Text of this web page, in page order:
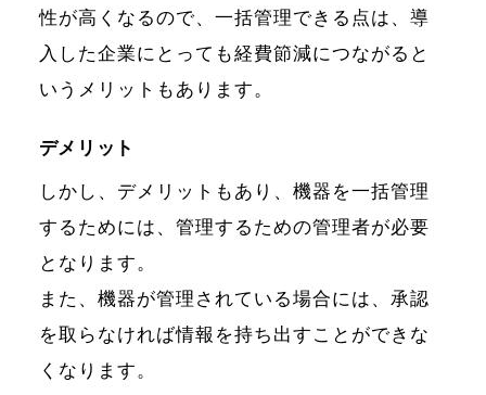
性が高くなるので、一括管理できる点は、導
入した企業にとっても経費節減につながると
いうメリットもあります。
デメリット
しかし、デメリットもあり、機器を一括管理
するためには、管理するための管理者が必要
となります。
また、機器が管理されている場合には、承認
を取らなければ情報を持ち出すことができな
くなります。